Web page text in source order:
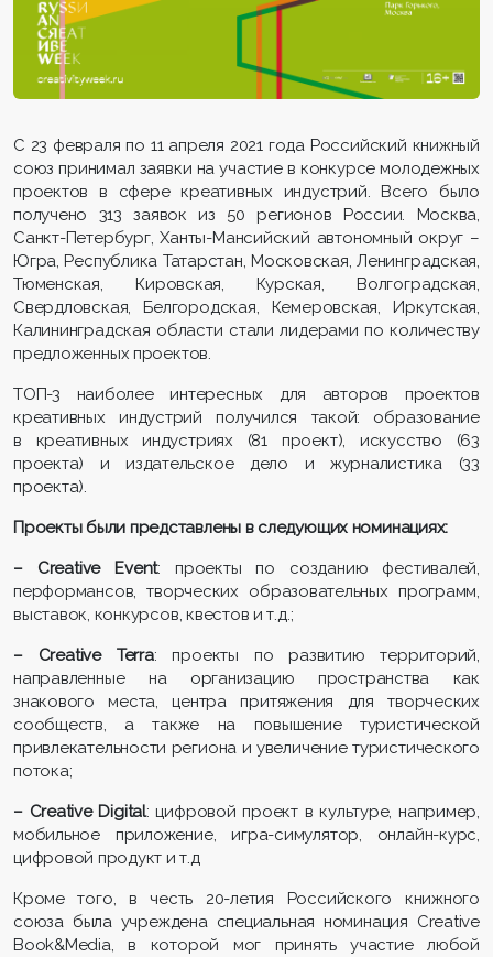
С 23 февраля по 11 апреля 2021 года Российский книжный
союз принимал заявки на участие в конкурсе молодежных
проектов в сфере креативных индустрий. Всего было
получено 313 заявок из 50 регионов России. Москва,
Санкт-Петербург, Ханты-Мансийский автономный округ –
Югра, Республика Татарстан, Московская, Ленинградская,
Тюменская, Кировская, Курская, Волгоградская,
Свердловская, Белгородская, Кемеровская, Иркутская,
Калининградская области стали лидерами по количеству
предложенных проектов.
ТОП-3 наиболее интересных для авторов проектов
креативных индустрий получился такой: образование
в креативных индустриях (81 проект), искусство (63
проекта) и издательское дело и журналистика (33
проекта).
Проекты были представлены в следующих номинациях:
– Creative Event: проекты по созданию фестивалей,
перформансов, творческих образовательных программ,
выставок, конкурсов, квестов и т.д.;
– Creative Terra: проекты по развитию территорий,
направленные на организацию пространства как
знакового места, центра притяжения для творческих
сообществ, а также на повышение туристической
привлекательности региона и увеличение туристического
потока;
– Creative Digital: цифровой проект в культуре, например,
мобильное приложение, игра-симулятор, онлайн-курс,
цифровой продукт и т.д
Кроме того, в честь 20-летия Российского книжного
союза была учреждена специальная номинация Сreative
Book&Media, в которой мог принять участие любой